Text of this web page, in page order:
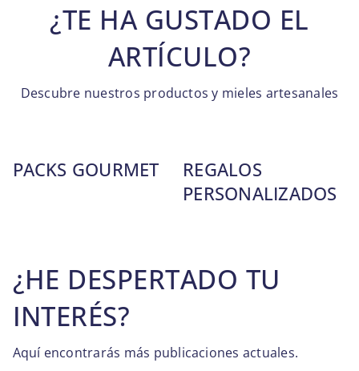
¿TE HA GUSTADO EL
ARTÍCULO?
Descubre nuestros productos y mieles artesanales
PACKS GOURMET
REGALOS
PERSONALIZADOS
¿HE DESPERTADO TU
INTERÉS?
Aquí encontrarás más publicaciones actuales.